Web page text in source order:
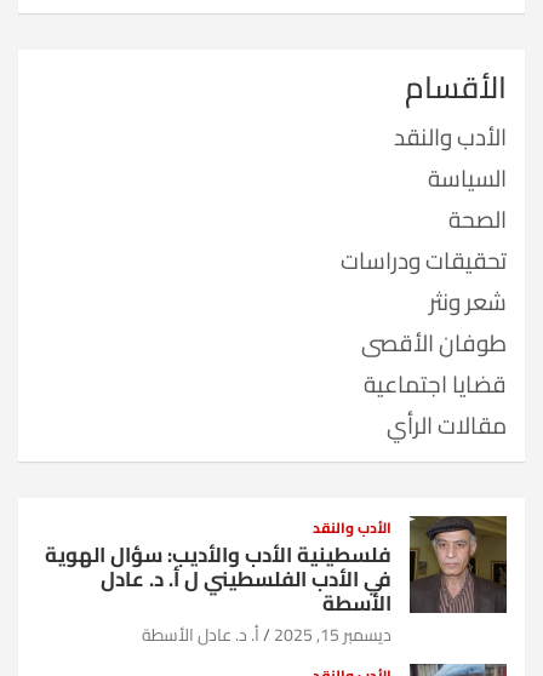
الأقسام
الأدب والنقد
السياسة
الصحة
تحقيقات ودراسات
شعر ونثر
طوفان الأقصى
قضايا اجتماعية
مقالات الرأي
الأدب والنقد
فلسطينية الأدب والأديب: سؤال الهوية
في الأدب الفلسطيني ل أ. د. عادل
الأسطة
ديسمبر 15, 2025 أ. د. عادل الأسطة